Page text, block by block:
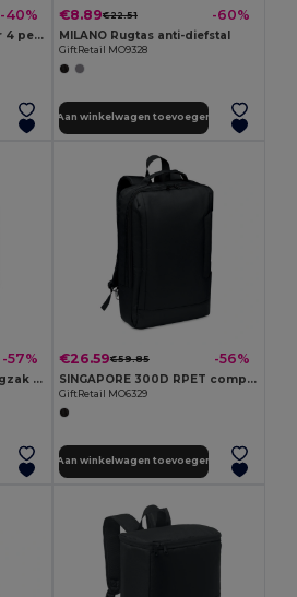
-40%
DUIN Zaino da picnic per 4 persone
€8.89€22.51 -60%
MILANO Rugtas anti-diefstal
GiftRetail MO9328
Aan winkelwagen toevoegen
-57%
RIGA Stijlvolle Laptop Rugzak met USB Oplaadkabel
€26.59€59.85 -56%
SINGAPORE 300D RPET computer rugzak
GiftRetail MO6329
Aan winkelwagen toevoegen